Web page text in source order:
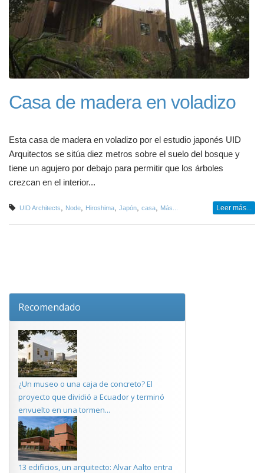
Casa de madera en voladizo
Esta casa de madera en voladizo por el estudio japonés UID
Arquitectos se sitúa diez metros sobre el suelo del bosque y
tiene un agujero por debajo para permitir que los árboles
crezcan en el interior...
UID Architects, Node, Hiroshima, Japón, casa, Más... Leer más...
Recomendado
¿Un museo o una caja de concreto? El
proyecto que dividió a Ecuador y terminó
envuelto en una tormen...
13 edificios, un arquitecto: Alvar Aalto entra